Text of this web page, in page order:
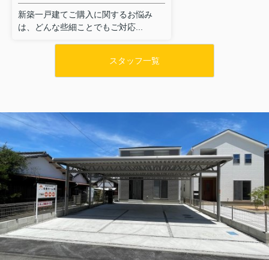
新築一戸建てご購入に関するお悩み
は、どんな些細ことでもご対応...
スタッフ一覧